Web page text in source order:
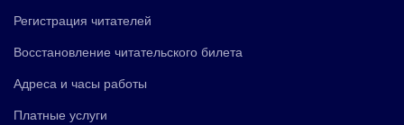
Регистрация читателей
Восстановление читательского билета
Адреса и часы работы
Платные услуги